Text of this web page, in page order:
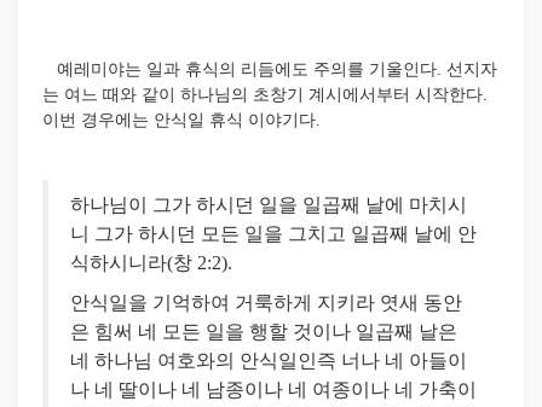
예레미야는 일과 휴식의 리듬에도 주의를 기울인다. 선지자
는 여느 때와 같이 하나님의 초창기 계시에서부터 시작한다.
이번 경우에는 안식일 휴식 이야기다.
하나님이 그가 하시던 일을 일곱째 날에 마치시
니 그가 하시던 모든 일을 그치고 일곱째 날에 안
식하시니라(창 2:2).
안식일을 기억하여 거룩하게 지키라 엿새 동안
은 힘써 네 모든 일을 행할 것이나 일곱째 날은
네 하나님 여호와의 안식일인즉 너나 네 아들이
나 네 딸이나 네 남종이나 네 여종이나 네 가축이